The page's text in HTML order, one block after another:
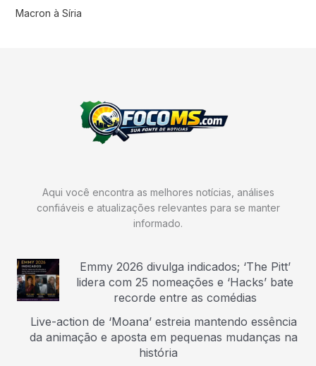
Macron à Síria
Aqui você encontra as melhores notícias, análises
confiáveis e atualizações relevantes para se manter
informado.
Emmy 2026 divulga indicados; ‘The Pitt’
lidera com 25 nomeações e ‘Hacks’ bate
recorde entre as comédias
Live-action de ‘Moana’ estreia mantendo essência
da animação e aposta em pequenas mudanças na
história